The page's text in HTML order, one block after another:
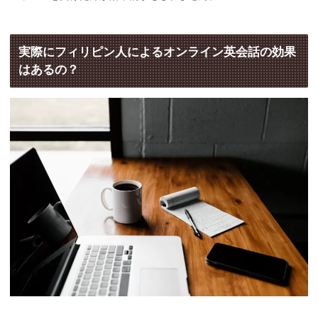
実際にフィリピン人によるオンライン英会話の効果
はあるの？